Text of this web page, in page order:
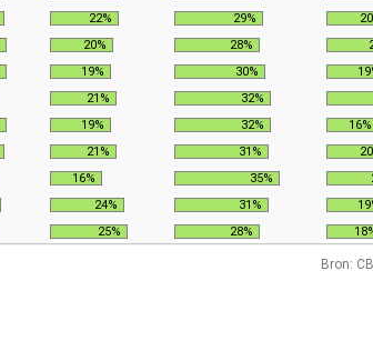
22% 29%
20% 28%
19% 30%
21% 32%
19% 32% 16%
21% 31%
16% 35%
24% 31%
25% 28%
Bron: